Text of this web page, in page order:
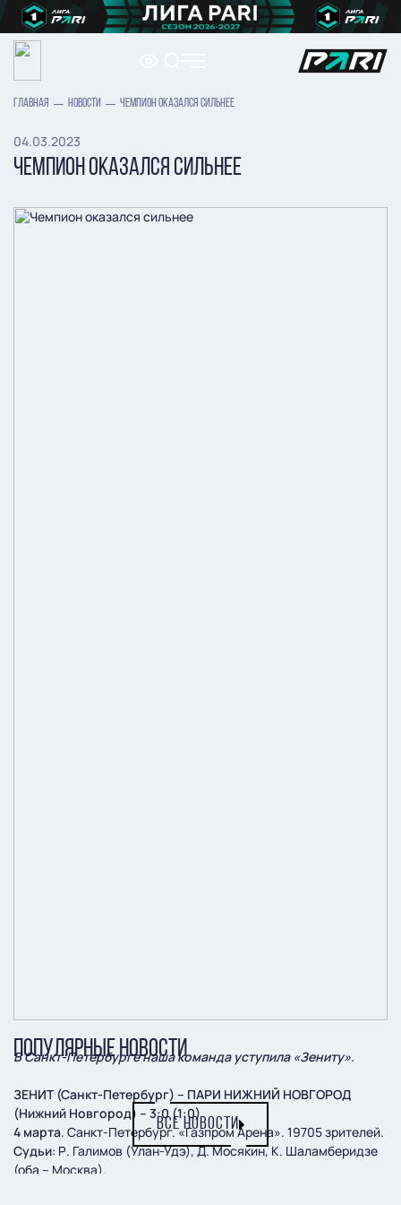
ГЛАВНАЯ НОВОСТИ ЧЕМПИОН ОКАЗАЛСЯ СИЛЬНЕЕ
04.03.2023
ЧЕМПИОН ОКАЗАЛСЯ СИЛЬНЕЕ
В Санкт-Петербурге наша команда уступила «Зениту».
ЗЕНИТ (Санкт-Петербург) – ПАРИ НИЖНИЙ НОВГОРОД
(Нижний Новгород) – 3:0 (1:0)
4 марта. Санкт-Петербург. «Газпром Арена». 19705 зрителей.
Судьи: Р. Галимов (Улан-Удэ), Д. Мосякин, К. Шаламберидзе
(оба – Москва).
ПОПУЛЯРНЫЕ НОВОСТИ
ВСЕ НОВОСТИ